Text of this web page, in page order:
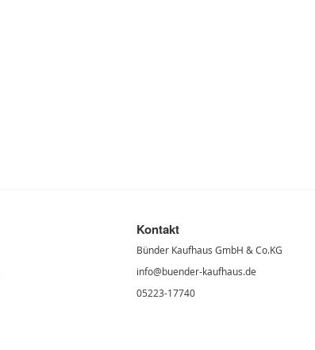
Kontakt
Bünder Kaufhaus GmbH & Co.KG
info@buender-kaufhaus.de
05223-17740